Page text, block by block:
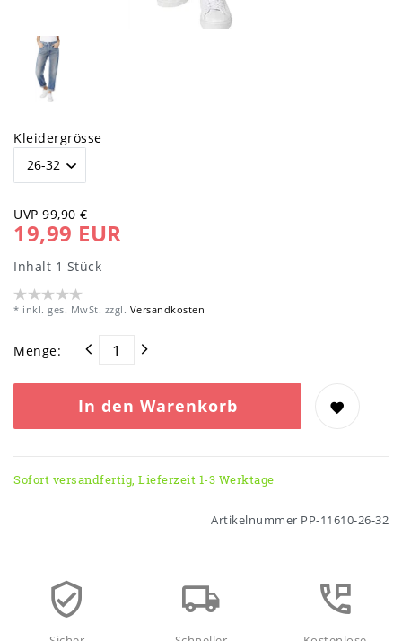
Kleidergrösse
UVP 99,90 €
19,99 EUR
Inhalt 1 Stück
* inkl. ges. MwSt. zzgl. Versandkosten
Menge:
In den Warenkorb
Sofort versandfertig, Lieferzeit 1-3 Werktage
Artikelnummer PP-11610-26-32